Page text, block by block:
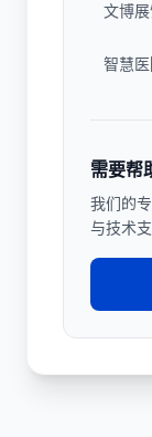
文博
智慧
需要帮
我们的
与技术支